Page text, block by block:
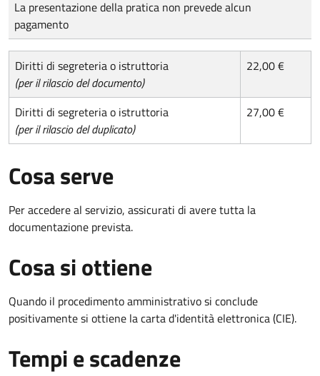
La presentazione della pratica non prevede alcun
pagamento
Diritti di segreteria o istruttoria
(per il rilascio del documento)
22,00 €
Diritti di segreteria o istruttoria
(per il rilascio del duplicato)
27,00 €
Cosa serve
Per accedere al servizio, assicurati di avere tutta la
documentazione prevista.
Cosa si ottiene
Quando il procedimento amministrativo si conclude
positivamente si ottiene la carta d'identità elettronica (CIE).
Tempi e scadenze